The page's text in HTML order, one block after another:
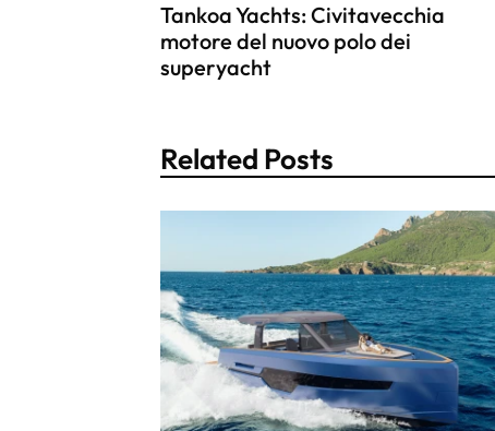
Tankoa Yachts: Civitavecchia
motore del nuovo polo dei
superyacht
Related Posts